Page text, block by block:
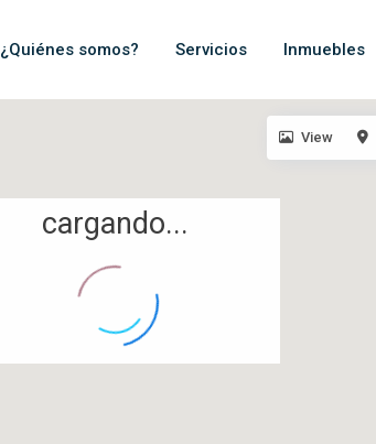
¿Quiénes somos? Servicios Inmuebles
cargando...
View